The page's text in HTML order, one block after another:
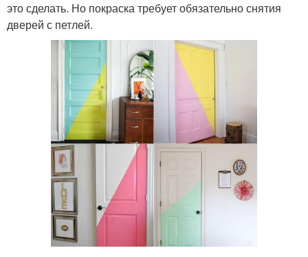
это сделать. Но покраска требует обязательно снятия
дверей с петлей.